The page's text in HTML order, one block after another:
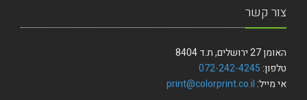
צור קשר
האומן 27 ירושלים, ת.ד 8404
טלפון:072-242-4245
אי מייל:print@colorprint.co.il